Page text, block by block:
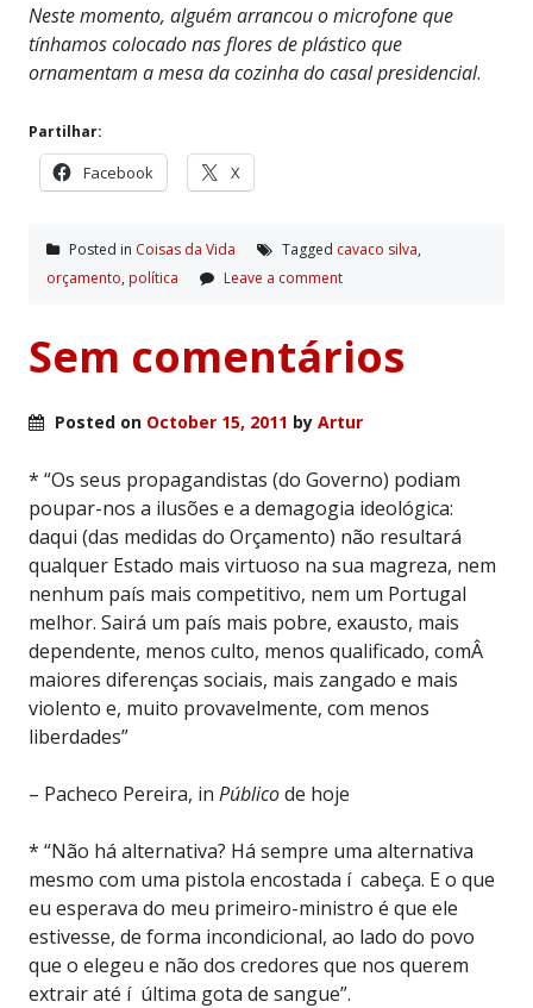
Neste momento, alguém arrancou o microfone que
tínhamos colocado nas flores de plástico que
ornamentam a mesa da cozinha do casal presidencial.
Partilhar:
Facebook X
Posted in Coisas da Vida Tagged cavaco silva,
orçamento, polí­tica Leave a comment
Sem comentários
Posted on October 15, 2011 by Artur
* “Os seus propagandistas (do Governo) podiam
poupar-nos a ilusões e a demagogia ideológica:
daqui (das medidas do Orçamento) não resultará
qualquer Estado mais virtuoso na sua magreza, nem
nenhum país mais competitivo, nem um Portugal
melhor. Sairá um país mais pobre, exausto, mais
dependente, menos culto, menos qualificado, comÂ
maiores diferenças sociais, mais zangado e mais
violento e, muito provavelmente, com menos
liberdades”
– Pacheco Pereira, in Públicode hoje
* “Não há alternativa? Há sempre uma alternativa
mesmo com uma pistola encostada í cabeça. E o que
eu esperava do meu primeiro-ministro é que ele
estivesse, de forma incondicional, ao lado do povo
que o elegeu e não dos credores que nos querem
extrair até í última gota de sangue”.